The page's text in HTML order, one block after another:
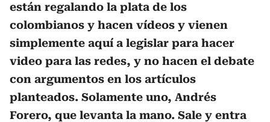
están regalando la plata de los
colombianos y hacen vídeos y vienen
simplemente aquí a legislar para hacer
video para las redes, y no hacen el debate
con argumentos en los artículos
planteados. Solamente uno, Andrés
Forero, que levanta la mano. Sale y entra